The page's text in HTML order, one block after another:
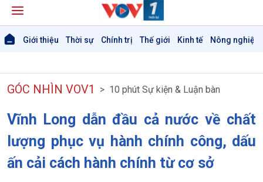
Giới thiệu Thời sự Chính trị Thế giới Kinh tế Nông nghiệp
Giới thiệu
Thời sự
Thời sự 6h
GÓC NHÌN VOV1 10 phút Sự kiện & Luận bàn
Vĩnh Long dẫn đầu cả nước về chất
lượng phục vụ hành chính công, dấu
ấn cải cách hành chính từ cơ sở